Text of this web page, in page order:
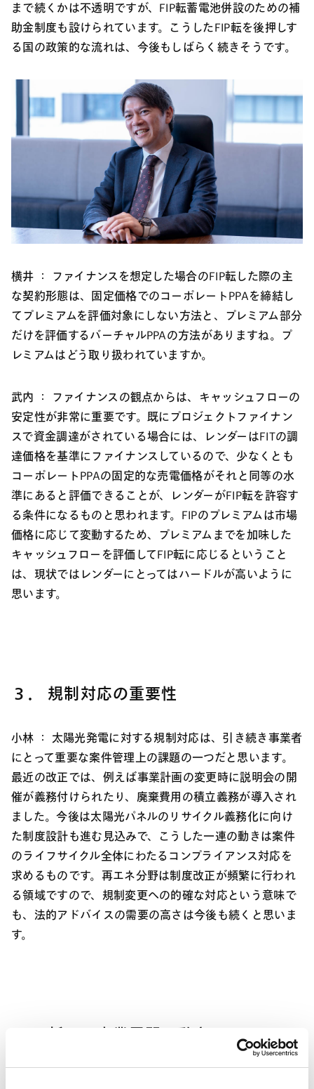
まで続くかは不透明ですが、FIP転蓄電池併設のための補
助金制度も設けられています。こうしたFIP転を後押しす
る国の政策的な流れは、今後もしばらく続きそうです。
横井 ：
ファイナンスを想定した場合のFIP転した際の主
な契約形態は、固定価格でのコーポレートPPAを締結し
てプレミアムを評価対象にしない方法と、プレミアム部分
だけを評価するバーチャルPPAの方法がありますね。プ
レミアムはどう取り扱われていますか。
武内 ：
ファイナンスの観点からは、キャッシュフローの
安定性が非常に重要です。既にプロジェクトファイナン
スで資金調達がされている場合には、レンダーはFITの調
達価格を基準にファイナンスしているので、少なくとも
コーポレートPPAの固定的な売電価格がそれと同等の水
準にあると評価できることが、レンダーがFIP転を許容す
る条件になるものと思われます。FIPのプレミアムは市場
価格に応じて変動するため、プレミアムまでを加味した
キャッシュフローを評価してFIP転に応じるということ
は、現状ではレンダーにとってはハードルが高いように
思います。
３． 規制対応の重要性
小林 ：
太陽光発電に対する規制対応は、引き続き事業者
にとって重要な案件管理上の課題の一つだと思います。
最近の改正では、例えば事業計画の変更時に説明会の開
催が義務付けられたり、廃棄費用の積立義務が導入され
ました。今後は太陽光パネルのリサイクル義務化に向け
た制度設計も進む見込みで、こうした一連の動きは案件
のライフサイクル全体にわたるコンプライアンス対応を
求めるものです。再エネ分野は制度改正が頻繁に行われ
る領域ですので、規制変更への的確な対応という意味で
も、法的アドバイスの需要の高さは今後も続くと思いま
す。
４． 新しい事業展開の動き